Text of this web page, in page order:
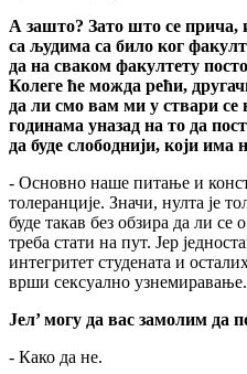
А зашто? Зато што се прича,
са људима са било ког
да на сваком факултету
Колеге ће можда рећи,
да ли смо вам ми у ствари
годинама уназад на то да
да буде слободнији, који има
- Основно наше питање и
толеранције. Значи, нулта је
буде такав без обзира да ли
треба стати на пут. Јер
интегритет студената и
врши сексуално узнемиравање.
Јел’ могу да вас замолим да
- Како да не.